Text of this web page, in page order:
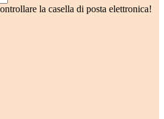
la casella di posta elettronica!